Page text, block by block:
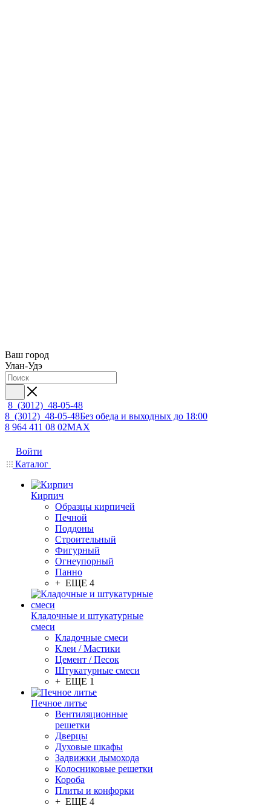
Ваш город
Улан-Удэ
8 (3012) 48-05-48
8 (3012) 48-05-48Без обеда и выходных до 18:00
8 964 411 08 02MAX
Войти
Каталог
Кирпич
Образцы кирпичей
Печной
Поддоны
Строительный
Фигурный
Огнеупорный
Панно
+ ЕЩЕ 4
Кладочные и штукатурные
смеси
Кладочные смеси
Клеи / Мастики
Цемент / Песок
Штукатурные смеси
+ ЕЩЕ 1
Печное литье
Вентиляционные
решетки
Дверцы
Духовые шкафы
Задвижки дымохода
Колосниковые решетки
Короба
Плиты и конфорки
+ ЕЩЕ 4